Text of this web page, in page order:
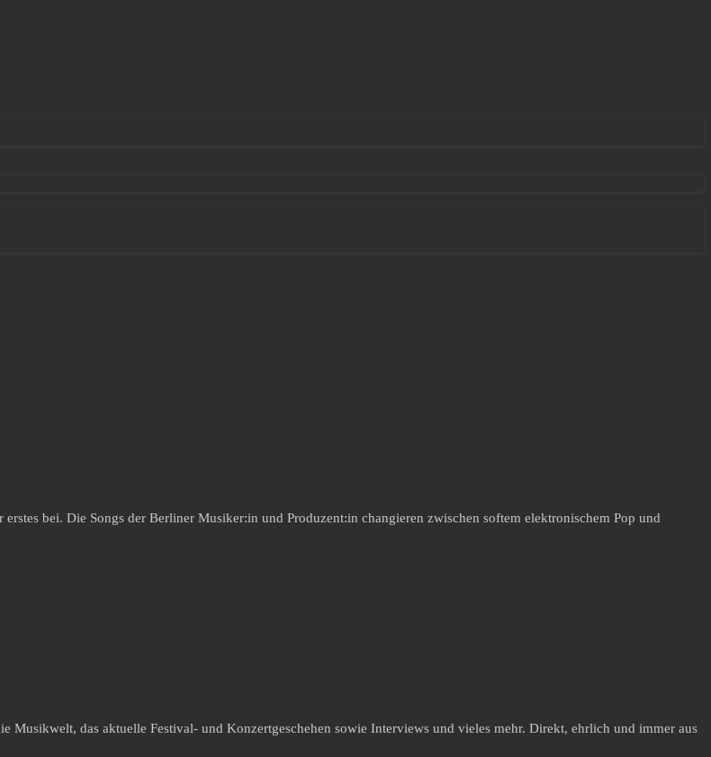
bei. Die Songs der Berliner Musiker:in und Produzent:in changieren zwischen softem elektronischem Pop und
Musikwelt, das aktuelle Festival- und Konzertgeschehen sowie Interviews und vieles mehr. Direkt, ehrlich und immer aus